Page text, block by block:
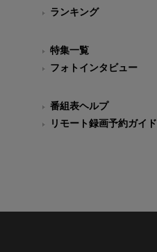
ランキング
特集一覧
フォトインタビュー
番組表ヘルプ
リモート録画予約ガイド